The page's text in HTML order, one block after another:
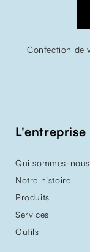
Confection de
L'entreprise
Qui sommes-
Notre histoire
Produits
Services
Outils